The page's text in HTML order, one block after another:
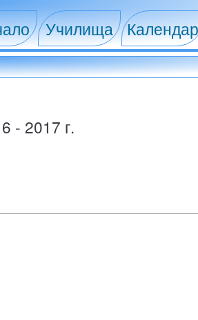
Училища Календар
- 2017 г.